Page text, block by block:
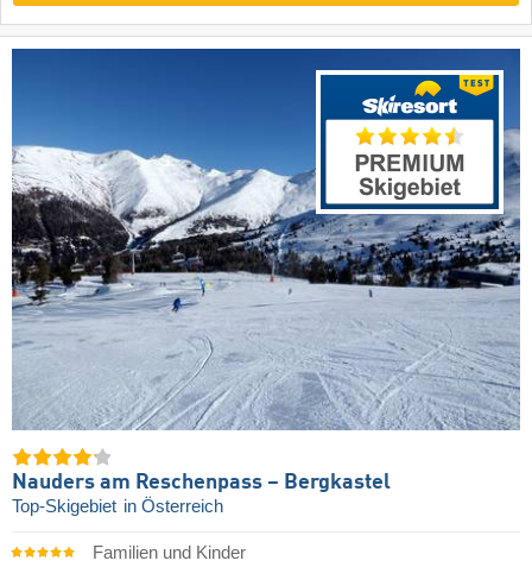
Nauders am Reschenpass – Bergkastel
Top-Skigebiet in Österreich
Familien und Kinder